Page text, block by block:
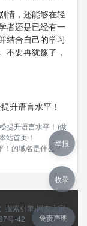
情，还能够在轻
者还是已经有一
结合自己的学习
不要再犹豫了，
升语言水平！
提升语言水平！)做
站首页！
！的域名是什么？
搜索引擎-网友之家
号-42
免责声明
举报
收录